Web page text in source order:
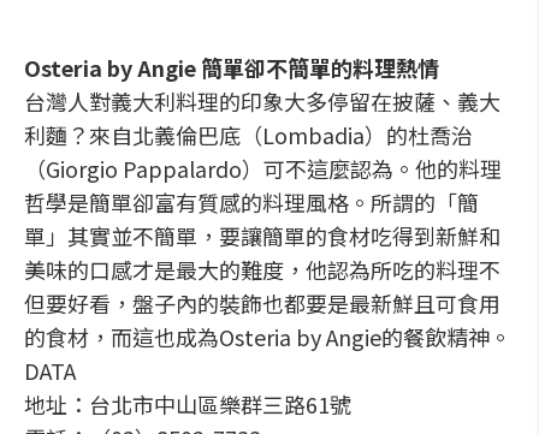
Osteria by Angie 簡單卻不簡單的料理熱情
台灣人對義大利料理的印象大多停留在披薩、義大
利麵？來自北義倫巴底（Lombadia）的杜喬治
（Giorgio Pappalardo）可不這麼認為。他的料理
哲學是簡單卻富有質感的料理風格。所謂的「簡
單」其實並不簡單，要讓簡單的食材吃得到新鮮和
美味的口感才是最大的難度，他認為所吃的料理不
但要好看，盤子內的裝飾也都要是最新鮮且可食用
的食材，而這也成為Osteria by Angie的餐飲精神。
DATA
地址：台北市中山區樂群三路61號